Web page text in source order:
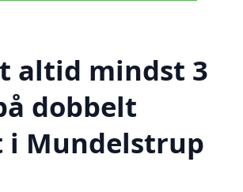
altid mindst 3
dobbelt
i Mundelstrup